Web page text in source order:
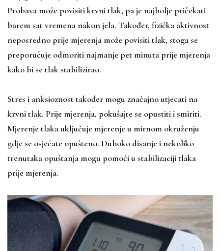
Probava može povisiti krvni tlak, pa je najbolje pričekati
barem sat vremena nakon jela. Također, fizička aktivnost
neposredno prije mjerenja može povisiti tlak, stoga se
preporučuje odmoriti najmanje pet minuta prije mjerenja
kako bi se tlak stabilizirao.
Stres i anksioznost također mogu značajno utjecati na
krvni tlak. Prije mjerenja, pokušajte se opustiti i smiriti.
Mjerenje tlaka uključuje mjerenje u mirnom okruženju
gdje se osjećate opušteno. Duboko disanje i nekoliko
trenutaka opuštanja mogu pomoći u stabilizaciji tlaka
prije mjerenja.